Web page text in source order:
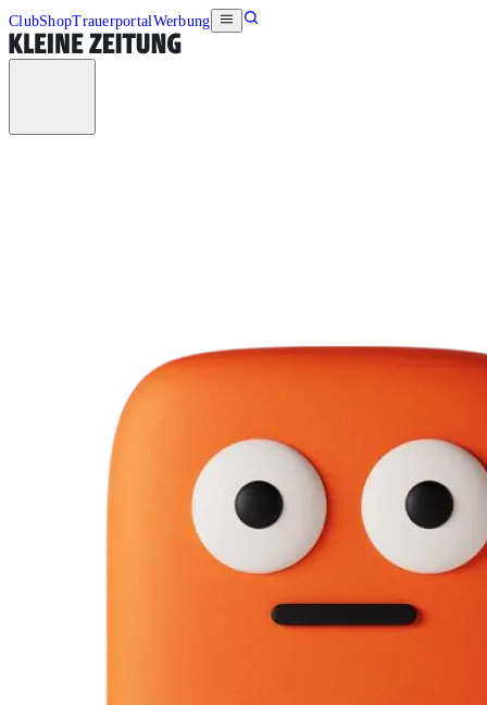
ClubShopTrauerportalWerbung